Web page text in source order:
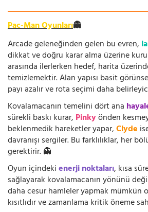
Pac-Man Oyunları👻
Arcade geleneğinden gelen bu evren,
dikkat ve doğru karar alma üzerine
arasında ilerlerken hedef, harita
temizlemektir. Alan yapısı basit
payı azalır ve rota seçimi daha
Kovalamacanın temelini dört ana
sürekli baskı kurar, Pinkyönden
beklenmedik hareketler yapar,Clyde
davranışı sergiler. Bu farklılıklar, her
gerektirir. 👻
Oyun içindekienerji noktaları, kısa
sağlayarak kovalamacanın yönünü
daha cesur hamleler yapmak mümkün
kısıtlıdır ve zamanlama kritik öneme